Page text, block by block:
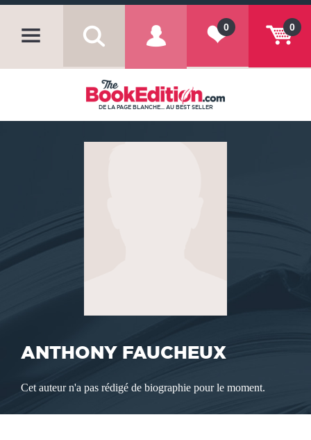
0
0
DE LA PAGE BLANCHE... AU BEST SELLER
ANTHONY FAUCHEUX
Cet auteur n'a pas rédigé de biographie pour le moment.